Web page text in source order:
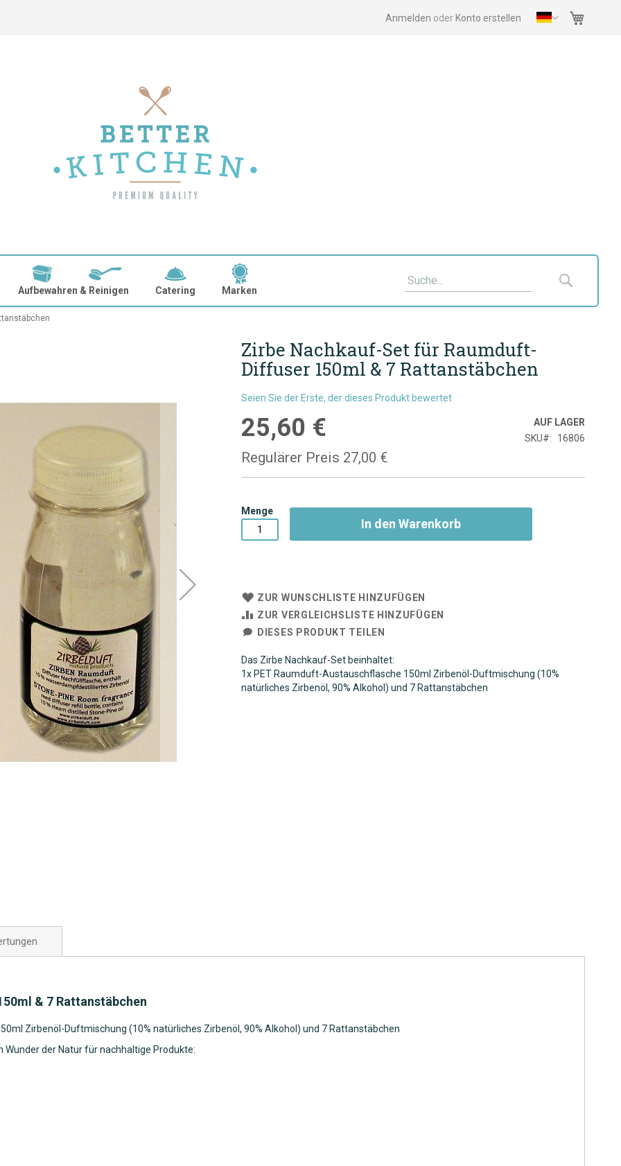
Anmelden Konto erstellen
Aufbewahren & Reinigen Catering Marken Suche
Zirbe Nachkauf-Set für Raumduft-
Diffuser 150ml & 7 Rattanstäbchen
Seien Sie der Erste, der dieses Produkt bewertet
Sonderpreis
25,60 €
Regulärer Preis 27,00 €
AUF LAGER
SKU
16806
Menge
In den Warenkorb
ZUR WUNSCHLISTE HINZUFÜGEN
ZUR VERGLEICHSLISTE HINZUFÜGEN
DIESES PRODUKT TEILEN
Das Zirbe Nachkauf-Set beinhaltet:
1x PET Raumduft-Austauschflasche 150ml Zirbenöl-Duftmischung (10%
natürliches Zirbenöl, 90% Alkohol) und 7 Rattanstäbchen
& 7 Rattanstäbchen
Zirbenöl-Duftmischung (10% natürliches Zirbenöl, 90% Alkohol) und 7 Rattanstäbchen
der Natur für nachhaltige Produkte: